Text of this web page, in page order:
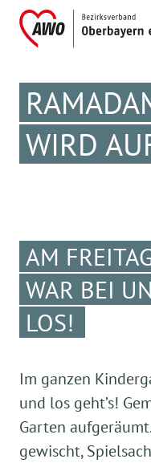
WIRD
AM
WAR BEI
LOS!
Im ganzen
und los geht’s!
Garten
gewischt,